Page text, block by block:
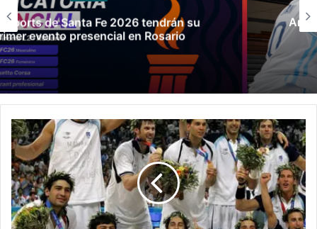
Argentina venció a Paraguay y clasificó a la
Americup